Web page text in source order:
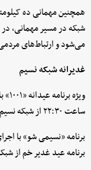
همچنین مهمانی ده
شبکه در مسیر مهمانی،
می‌شود و ارتباط‌های
غدیرانه شبکه نسیم
ساعت ۲۲:۳۰ از شبکه نسیم پخش می شود.
برنامه عید غدیر خم از